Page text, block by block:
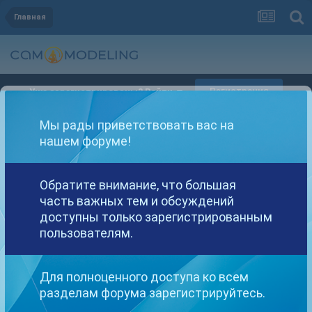
Главная
Уже зарегистрированы? Войти Регистрация
Другие варианты поиска
Найдено: 1 результат
Мы рады приветствовать вас на
нашем форуме!
Обратите внимание, что большая
часть важных тем и обсуждений
доступны только зарегистрированным
пользователям.
Для полноценного доступа ко всем
разделам форума зарегистрируйтесь.